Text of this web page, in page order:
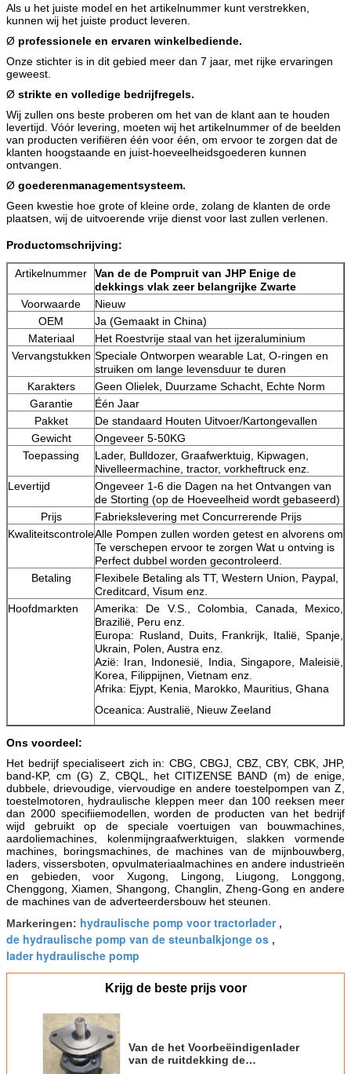
Als u het juiste model en het artikelnummer kunt verstrekken,
kunnen wij het juiste product leveren.
Ø professionele en ervaren winkelbediende.
Onze stichter is in dit gebied meer dan 7 jaar, met rijke ervaringen
geweest.
Ø strikte en volledige bedrijfregels.
Wij zullen ons beste proberen om het van de klant aan te houden
levertijd. Vóór levering, moeten wij het artikelnummer of de beelden
van producten verifiëren één voor één, om ervoor te zorgen dat de
klanten hoogstaande en juist-hoeveelheidsgoederen kunnen
ontvangen.
Ø goederenmanagementsysteem.
Geen kwestie hoe grote of kleine orde, zolang de klanten de orde
plaatsen, wij de uitvoerende vrije dienst voor last zullen verlenen.
Productomschrijving:
Artikelnummer
Van de de Pompruit van JHP Enige de
dekkings vlak zeer belangrijke Zwarte
Voorwaarde
Nieuw
OEM
Ja (Gemaakt in China)
Materiaal
Het Roestvrije staal van het ijzeraluminium
Vervangstukken Speciale Ontworpen wearable Lat, O-ringen en
struiken om lange levensduur te duren
Karakters
Geen Olielek, Duurzame Schacht, Echte Norm
Garantie
Één Jaar
Pakket
De standaard Houten Uitvoer/Kartongevallen
Gewicht
Ongeveer 5-50KG
Toepassing
Lader, Bulldozer, Graafwerktuig, Kipwagen,
Nivelleermachine, tractor, vorkheftruck enz.
Levertijd
Ongeveer 1-6 die Dagen na het Ontvangen van
de Storting (op de Hoeveelheid wordt gebaseerd)
Prijs
Fabriekslevering met Concurrerende Prijs
KwaliteitscontroleAlle Pompen zullen worden getest en alvorens om
Te verschepen ervoor te zorgen Wat u ontving is
Perfect dubbel worden gecontroleerd.
Betaling
Flexibele Betaling als TT, Western Union, Paypal,
Creditcard, Visum enz.
Hoofdmarkten
Amerika: De V.S., Colombia, Canada, Mexico,
Brazilië, Peru enz.
Europa: Rusland, Duits, Frankrijk, Italië, Spanje,
Ukrain, Polen, Austra enz.
Azië: Iran, Indonesië, India, Singapore, Maleisië,
Korea, Filippijnen, Vietnam enz.
Afrika: Ejypt, Kenia, Marokko, Mauritius, Ghana
Oceanica: Australië, Nieuw Zeeland
Ons voordeel:
Het bedrijf specialiseert zich in: CBG, CBGJ, CBZ, CBY, CBK, JHP,
band-KP, cm (G) Z, CBQL, het CITIZENSE BAND (m) de enige,
dubbele, drievoudige, viervoudige en andere toestelpompen van Z,
toestelmotoren, hydraulische kleppen meer dan 100 reeksen meer
dan 2000 specifiiemodellen, worden de producten van het bedrijf
wijd gebruikt op de speciale voertuigen van bouwmachines,
aardoliemachines, kolenmijngraafwerktuigen, slakken vormende
machines, boringsmachines, de machines van de mijnbouwberg,
laders, vissersboten, opvulmateriaalmachines en andere industrieën
en gebieden, voor Xugong, Lingong, Liugong, Longgong,
Chenggong, Xiamen, Shangong, Changlin, Zheng-Gong en andere
de machines van de adverteerdersbouw het steunen.
Markeringen: hydraulische pomp voor tractorlader,
de hydraulische pomp van de steunbalkjonge os ,
lader hydraulische pomp
Krijg de beste prijs voor
Van de het Voorbeëindigenlader
van de ruitdekking de